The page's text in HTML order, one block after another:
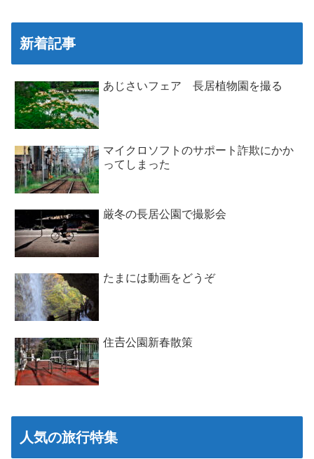
新着記事
あじさいフェア 長居植物園を撮る
マイクロソフトのサポート詐欺にかか
ってしまった
厳冬の長居公園で撮影会
たまには動画をどうぞ
住𠮷公園新春散策
人気の旅行特集